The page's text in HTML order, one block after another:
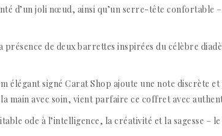
d’un joli nœud, ainsi qu’un serre-tête confortable
présence de deux barrettes inspirées du célèbre
élégant signé Carat Shop ajoute une note discrète
main avec soin, vient parfaire ce coffret avec
ode à l’intelligence, la créativité et la sagesse –